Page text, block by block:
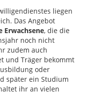
liegen
Das Angebot
Erwachsene, die die
noch nicht
zudem auch
und Träger bekommt
oder
später ein Studium
ihr an vielen